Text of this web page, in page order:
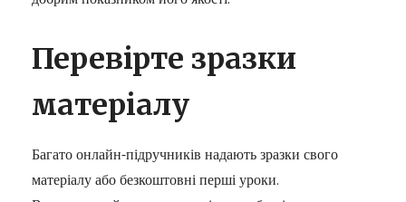
Перевірте зразки
матеріалу
Багато онлайн-підручників надають зразки свого
матеріалу або безкоштовні перші уроки.